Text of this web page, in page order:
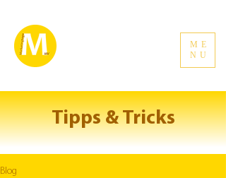
ME
NU
Tipps & Tricks
Blog